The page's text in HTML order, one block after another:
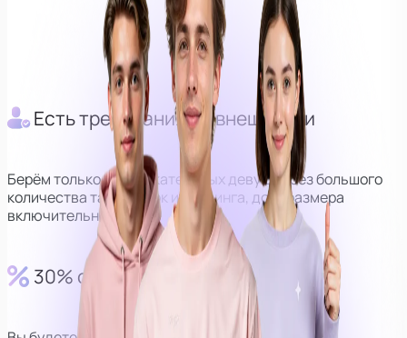
Главный куратор
Оператор
Куратор
Есть требования по внешности
Берём только привлекательных девушек без большого
количества татуировок и пирсинга, до М размера
включительно.
30% от выручки